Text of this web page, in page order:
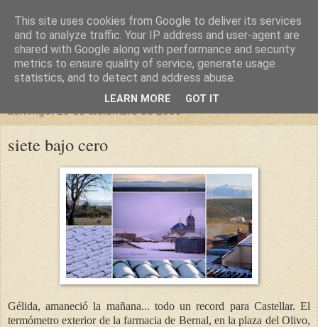
un sitio diferente
una casa para crecer, un castillo para soñar
domingo, 20 de diciembre de 2009
siete bajo cero
Gélida, amaneció la mañana... todo un record para Castellar. El
termómetro exterior de la farmacia de Bernal, en la plaza del Olivo,
This site uses cookies from Google to deliver its services
and to analyze traffic. Your IP address and user-agent are
shared with Google along with performance and security
metrics to ensure quality of service, generate usage
statistics, and to detect and address abuse.
LEARN MORE GOT IT